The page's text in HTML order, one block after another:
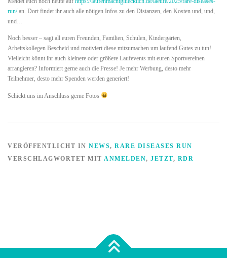
run/an. Dort findet ihr auch alle nötigen Infos zu den Distanzen, den Kosten und, und,
und…
Noch besser – sagt all euren Freunden, Familien, Schulen, Kindergärten,
Arbeitskollegen Bescheid und motiviert diese mitzumachen um laufend Gutes zu tun!
Vielleicht könnt ihr auch kleinere oder größere Laufevents mit euren Sportvereinen
arrangieren? Informiert gerne auch die Presse! Je mehr Werbung, desto mehr
Teilnehmer, desto mehr Spenden werden generiert!
Schickt uns im Anschluss gerne Fotos
VERÖFFENTLICHT IN NEWS, RARE DISEASES RUN
VERSCHLAGWORTET MIT ANMELDEN, JETZT, RDR